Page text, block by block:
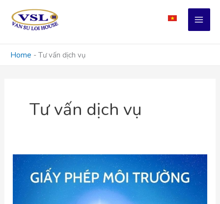
content
Home - Tư vấn dịch vụ
Tư vấn dịch vụ
GIẤY
PHÉP
MÔI
TRƯỜNG